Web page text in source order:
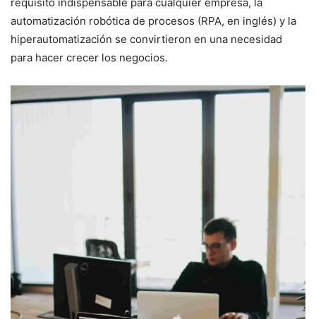
automatización robótica de procesos (RPA, en inglés) y la
hiperautomatización se convirtieron en una necesidad
para hacer crecer los negocios.